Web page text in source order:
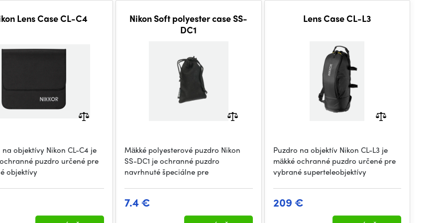
Lens Case CL-C4
na objektívy Nikon CL-C4 je
puzdro určené pre
objektívy
Nikon Soft polyester case SS-
DC1
Mäkké polyesterové puzdro Nikon
SS-DC1 je ochranné puzdro
navrhnuté špeciálne pre
7.4 €
Lens Case CL-L3
Puzdro na objektív Nikon CL-L3 je
mäkké ochranné puzdro určené pre
vybrané superteleobjektívy
209 €